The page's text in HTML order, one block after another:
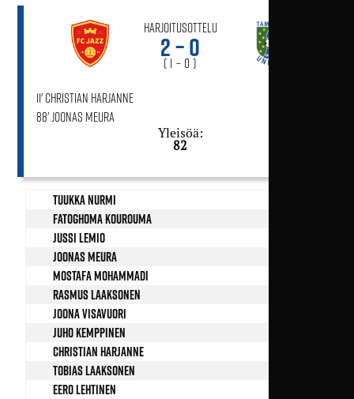
Harjoitusottelu
2 – 0
( 1 – 0 )
11' Christian Harjanne
88' Joonas Meura
Yleisöä:
82
Tuukka Nurmi
Fatoghoma Kourouma
Jussi Lemio
Joonas Meura
Mostafa Mohammadi
Rasmus Laaksonen
Joona Visavuori
Juho Kemppinen
Christian Harjanne
Tobias Laaksonen
Eero Lehtinen